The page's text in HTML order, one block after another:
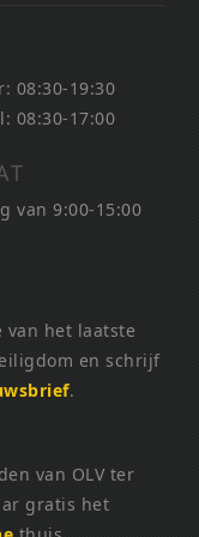
08:30-19:30
08:30-17:00
van 9:00-15:00
van het laatste
en schrijf
.
van OLV ter
gratis het